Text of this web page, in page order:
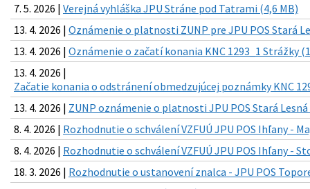
7. 5. 2026 | Verejná vyhláška JPU Stráne pod Tatrami (4,6 MB)
13. 4. 2026 | Oznámenie o platnosti ZUNP pre JPU POS Stará
13. 4. 2026 | Oznámenie o začatí konania KNC 1293_1 Strážky
13. 4. 2026 |
Začatie konania o odstránení obmedzujúcej poznámky KNC
13. 4. 2026 | ZUNP oznámenie o platnosti JPU POS Stará Lesná
8. 4. 2026 | Rozhodnutie o schválení VZFUÚ JPU POS Ihľany -
8. 4. 2026 | Rozhodnutie o schválení VZFUÚ JPU POS Ihľany -
18. 3. 2026 | Rozhodnutie o ustanovení znalca - JPU POS